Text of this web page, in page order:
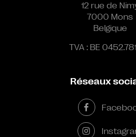
12 rue de
7000 Mons
Belgique
TVA : BE
Réseaux